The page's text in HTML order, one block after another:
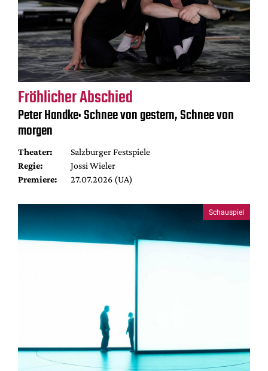
Fröhlicher Abschied
Peter Handke: Schnee von gestern, Schnee von
morgen
Theater:
Salzburger Festspiele
Regie:
Jossi Wieler
Premiere:
27.07.2026 (UA)
Schauspiel